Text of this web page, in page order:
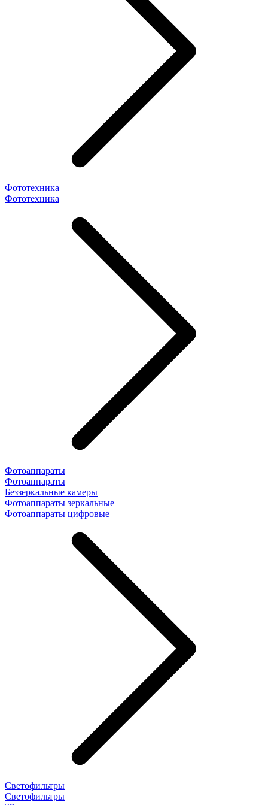
Фототехника
Фототехника
Фотоаппараты
Фотоаппараты
Беззеркальные камеры
Фотоаппараты зеркальные
Фотоаппараты цифровые
Светофильтры
Светофильтры